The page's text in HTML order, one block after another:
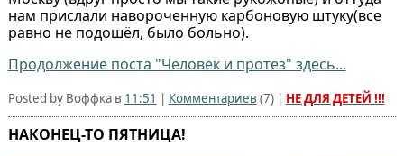
нам прислали навороченную карбоновую штуку(все
равно не подошёл, было больно).
Продолжение поста "Человек и протез" здесь...
Posted by Воффка в 11:51 | Комментариев (7) | НЕ ДЛЯ ДЕТЕЙ !!!
НАКОНЕЦ-ТО ПЯТНИЦА!